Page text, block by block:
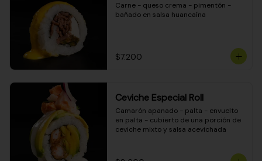
Carne - queso crema - pimentón -
bañado en salsa huancaína
$7.200
Ceviche Especial Roll
Camarón apanado - palta - envuelto
en palta - cubierto de una porción de
ceviche mixto y salsa acevichada